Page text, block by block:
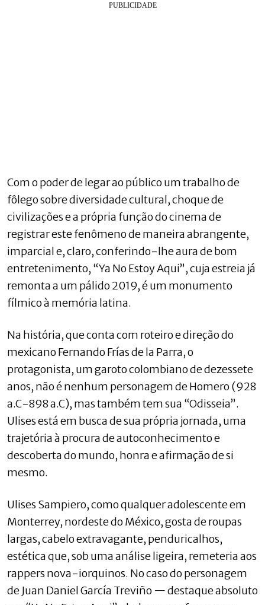
Com o poder de legar ao público um trabalho de
fôlego sobre diversidade cultural, choque de
civilizações e a própria função do cinema de
registrar este fenômeno de maneira abrangente,
imparcial e, claro, conferindo-lhe aura de bom
entretenimento, “Ya No Estoy Aqui”, cuja estreia já
remonta a um pálido 2019, é um monumento
fílmico à memória latina.
Na história, que conta com roteiro e direção do
mexicano Fernando Frías de la Parra, o
protagonista, um garoto colombiano de dezessete
anos, não é nenhum personagem de Homero (928
a.C-898 a.C), mas também tem sua “Odisseia”.
Ulises está em busca de sua própria jornada, uma
trajetória à procura de autoconhecimento e
descoberta do mundo, honra e afirmação de si
mesmo.
Ulises Sampiero, como qualquer adolescente em
Monterrey, nordeste do México, gosta de roupas
largas, cabelo extravagante, penduricalhos,
estética que, sob uma análise ligeira, remeteria aos
rappers nova-iorquinos. No caso do personagem
de Juan Daniel García Treviño — destaque absoluto